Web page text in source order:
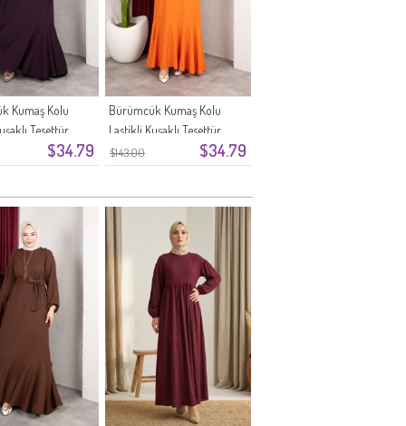
$34.79
Kumaş Kolu
Tesettür
07 Mürdüm
$143.00 $34.79
Bürümcük Kumaş Kolu
Lastikli Kuşaklı Tesettür
Elbise 0911-06 Oranj